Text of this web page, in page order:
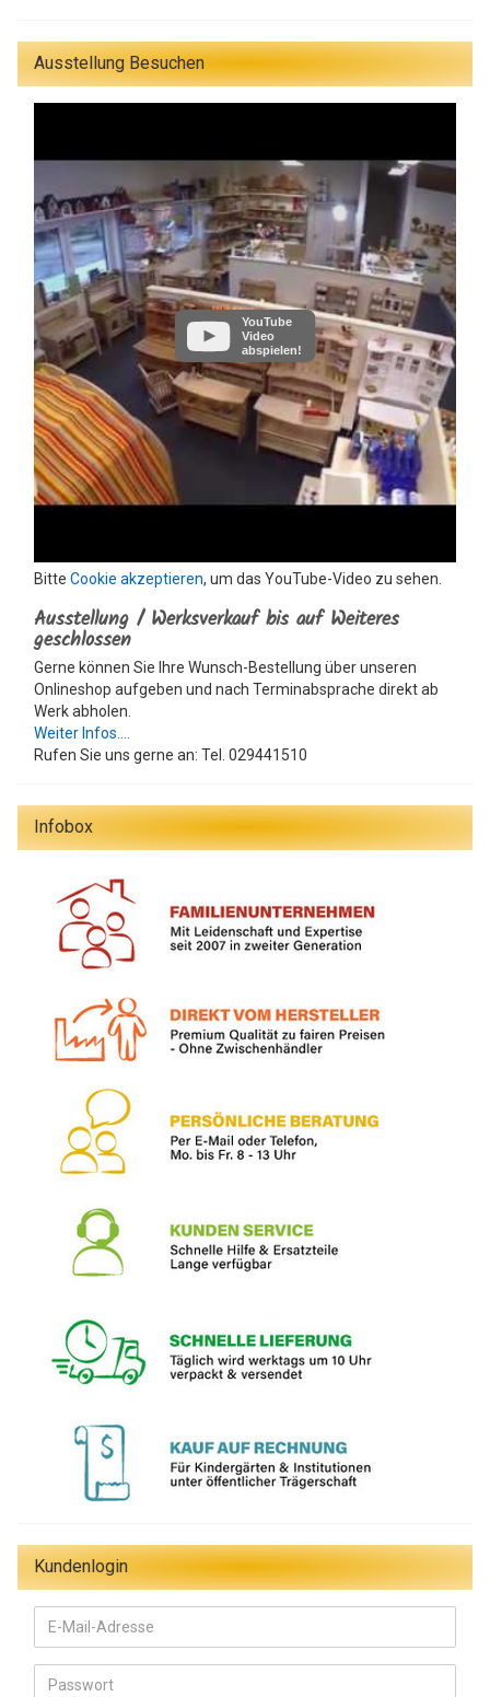
Ausstellung Besuchen
YouTube
Video
abspielen!
Bitte Cookie akzeptieren, um das YouTube-Video zu sehen.
Ausstellung / Werksverkauf bis auf Weiteres
geschlossen
Gerne können Sie Ihre Wunsch-Bestellung über unseren
Onlineshop aufgeben und nach Terminabsprache direkt ab
Werk abholen.
Weiter Infos....
Rufen Sie uns gerne an: Tel. 029441510
Infobox
Kundenlogin
E-
Mail-
Adresse
Passwort